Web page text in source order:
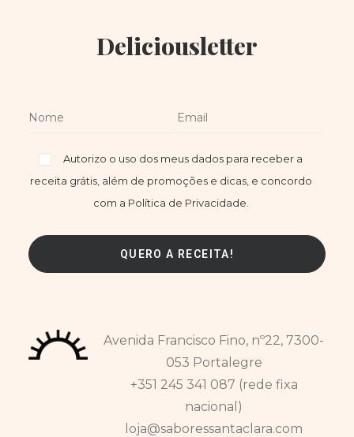
Deliciousletter
Autorizo o uso dos meus dados para receber a
receita grátis, além de promoções e dicas, e concordo
com a Política de Privacidade.
Avenida Francisco Fino, nº22, 7300-
053 Portalegre
+351 245 341 087 (rede fixa
nacional)
loja@saboressantaclara.com